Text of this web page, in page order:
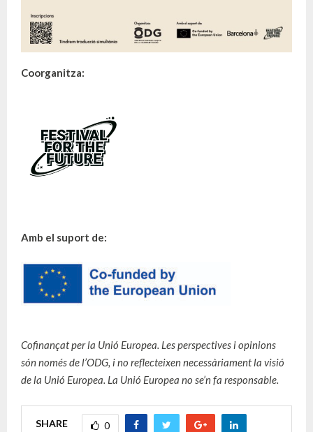
Coorganitza:
Amb el suport de:
Cofinançat per la Unió Europea. Les perspectives i opinions
són només de l’ODG, i no reflecteixen necessàriament la visió
de la Unió Europea. La Unió Europea no se’n fa responsable.
SHARE 0